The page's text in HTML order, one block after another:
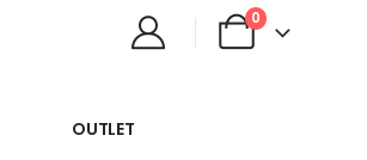
0
OUTLET